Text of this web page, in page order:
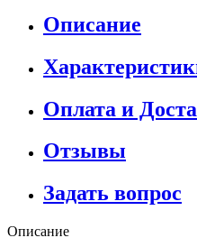
Описание
Оплата и
Отзывы
Задать вопрос
Описание